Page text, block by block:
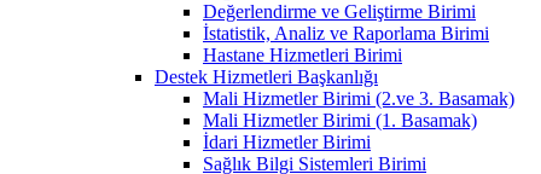
Değerlendirme ve Geliştirme Birimi
İstatistik, Analiz ve Raporlama Birimi
Hastane Hizmetleri Birimi
Destek Hizmetleri Başkanlığı
Mali Hizmetler Birimi (2.ve 3. Basamak)
Mali Hizmetler Birimi (1. Basamak)
İdari Hizmetler Birimi
Sağlık Bilgi Sistemleri Birimi